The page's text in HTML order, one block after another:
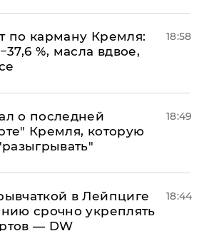
по карману Кремля:
%, масла вдвое,
18:58
о последней
Кремля, которую
18:49
в Лейпциге
срочно укреплять
— DW
18:44